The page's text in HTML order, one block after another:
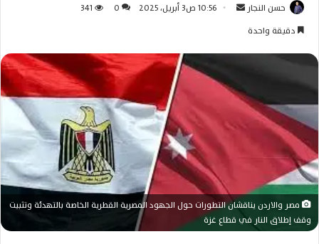
حسن النجار
ر
ي
د
ك
ر
10:56 ص3 أبريل، 2025 0
341
دقيقة واحدة
مصر والاردن يناقشان التطورات حول الجهود المصرية القطرية الخاصة بالتهدئة وتثبيت
وقف إطلاق النار في قطاع غزة